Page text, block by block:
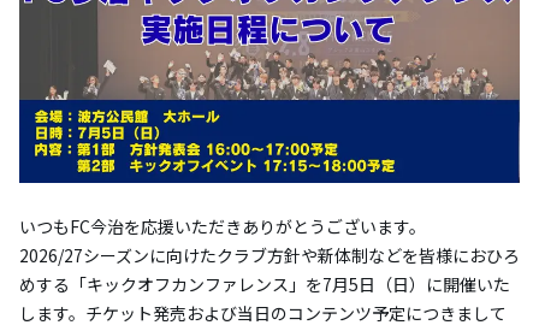
いつもFC今治を応援いただきありがとうございます。
2026/27シーズンに向けたクラブ方針や新体制などを皆様におひろ
めする「キックオフカンファレンス」を7月5日（日）に開催いた
します。チケット発売および当日のコンテンツ予定につきまして